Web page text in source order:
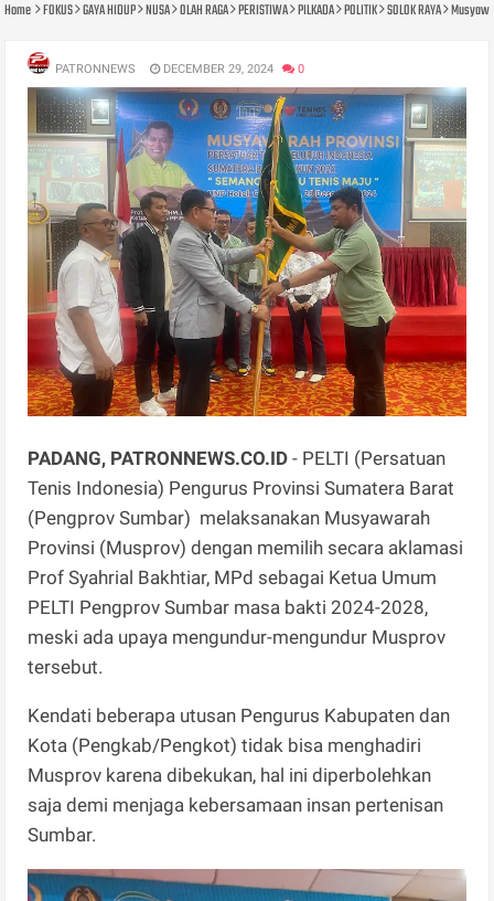
Home FOKUS GAYA HIDUP NUSA OLAH RAGA PERISTIWA PILKADA POLITIK SOLOK RAYA
PATRONNEWS DECEMBER 29, 2024 0
PADANG, PATRONNEWS.CO.ID - PELTI (Persatuan
Tenis Indonesia) Pengurus Provinsi Sumatera Barat
(Pengprov Sumbar) melaksanakan Musyawarah
Provinsi (Musprov) dengan memilih secara aklamasi
Prof Syahrial Bakhtiar, MPd sebagai Ketua Umum
PELTI Pengprov Sumbar masa bakti 2024-2028,
meski ada upaya mengundur-mengundur Musprov
tersebut.
Kendati beberapa utusan Pengurus Kabupaten dan
Kota (Pengkab/Pengkot) tidak bisa menghadiri
Musprov karena dibekukan, hal ini diperbolehkan
saja demi menjaga kebersamaan insan pertenisan
Sumbar.